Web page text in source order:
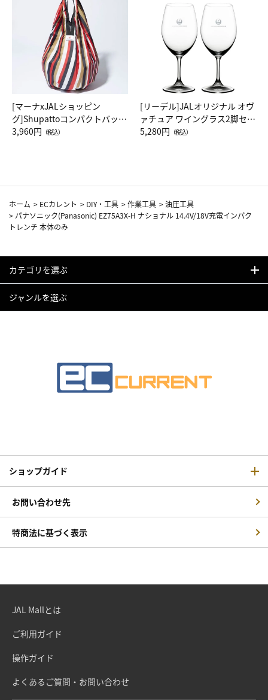
[マーナxJALショッピン
グ]Shupattoコンパクトバッグ
Drop JAL客室乗務員（LC）ス
3,960円 （税込）
[リーデル]JALオリジナル オヴ
ァチュア ワイングラス2脚セッ
ト（レッドワイン）
5,280円 （税込）
ホーム > ECカレント > DIY・工具 >作業工具 >油圧工具
> パナソニック(Panasonic) EZ75A3X-H ナショナル 14.4V/18V充電インパク
トレンチ 本体のみ
カテゴリを選ぶ
ジャンルを選ぶ
ショップガイド
お問い合わせ先
特商法に基づく表示
JAL Mallとは
ご利用ガイド
操作ガイド
よくあるご質問・お問い合わせ